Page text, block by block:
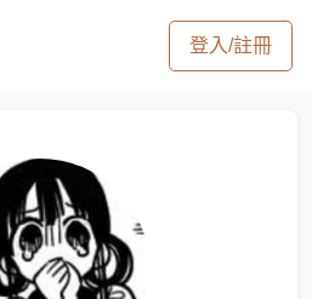
登入/註冊